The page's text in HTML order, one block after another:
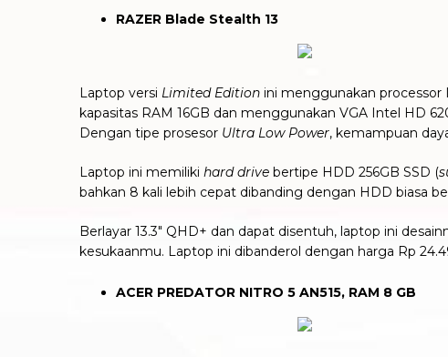
RAZER Blade Stealth 13
Laptop versi Limited Edition ini menggunakan processor
kapasitas RAM 16GB dan menggunakan VGA Intel HD
Dengan tipe prosesor Ultra Low Power, kemampuan
Laptop ini memiliki hard drive bertipe HDD 256GB SSD (
bahkan 8 kali lebih cepat dibanding dengan HDD biasa
Berlayar 13.3″ QHD+ dan dapat disentuh, laptop ini
kesukaanmu. Laptop ini dibanderol dengan harga Rp
ACER PREDATOR NITRO 5 AN515, RAM 8 GB